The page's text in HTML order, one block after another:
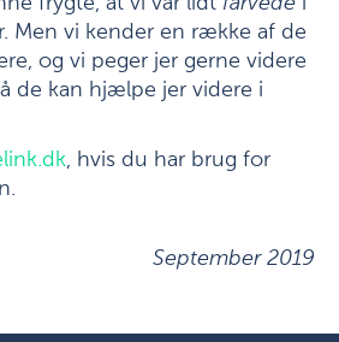
Men vi kender en række af de
og vi peger jer gerne videre
de kan hjælpe jer videre i
, hvis du har brug for
September 2019